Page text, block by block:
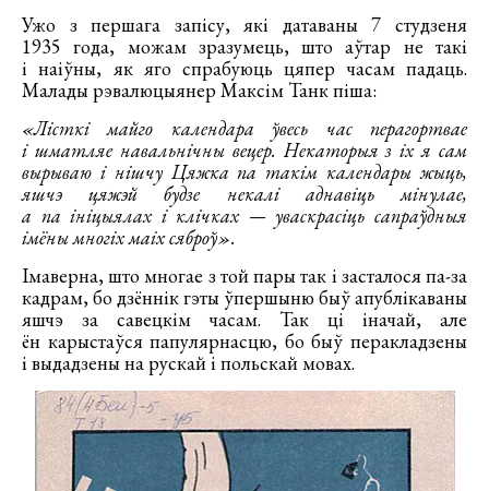
Ужо з першага запісу, які датаваны 7 студзеня
1935 года, можам зразумець, што аўтар не такі
і наіўны, як яго спрабуюць цяпер часам падаць.
Малады рэвалюцыянер Максім Танк піша:
«Лісткі майго календара ўвесь час перагортвае
і шматляе навальнічны вецер. Некаторыя з іх я сам
вырываю і нішчу Цяжка па такім календары жыць,
яшчэ цяжэй будзе некалі аднавіць мінулае,
а па ініцыялах і клічках — уваскрасіць сапраўдныя
імёны многіх маіх сяброў».
Імаверна, што многае з той пары так і засталося па-за
кадрам, бо дзённік гэты ўпершыню быў апублікаваны
яшчэ за савецкім часам. Так ці іначай, але
ён карыстаўся папулярнасцю, бо быў перакладзены
і выдадзены на рускай і польскай мовах.